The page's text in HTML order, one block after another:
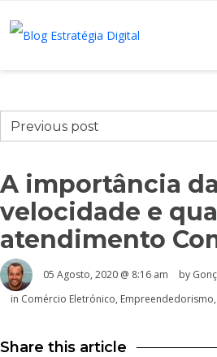
Previous post
A importância da
velocidade e
atendimento
05 Agosto, 2020 @ 8:16 am by
in Comércio Eletrónico, Empreendedorismo,
Share this article